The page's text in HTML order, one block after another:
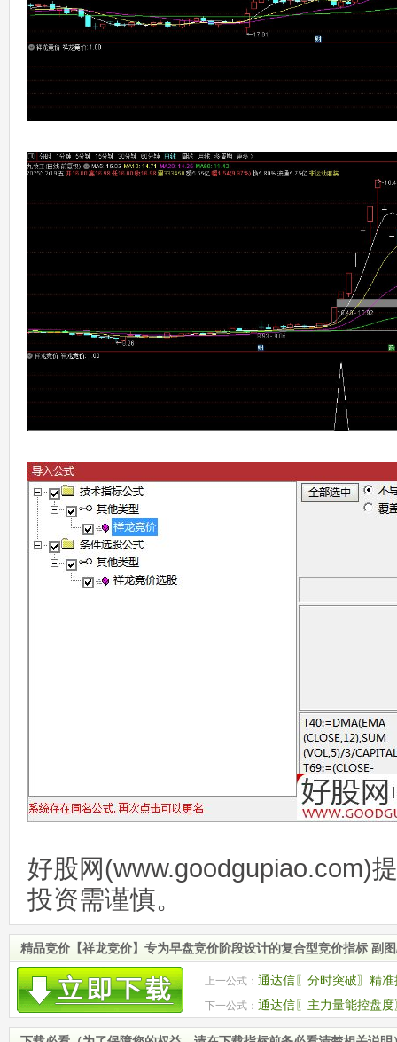
好股网(www.goodgupiao.com)
投资需谨慎。
精品竞价【祥龙竞价】专为早盘竞价阶段设计的复合型竞价指标 副
上一公式： 通达信〖分时突破〗精
金动向
下一公式： 通达信〖主力量能控盘
力！源码